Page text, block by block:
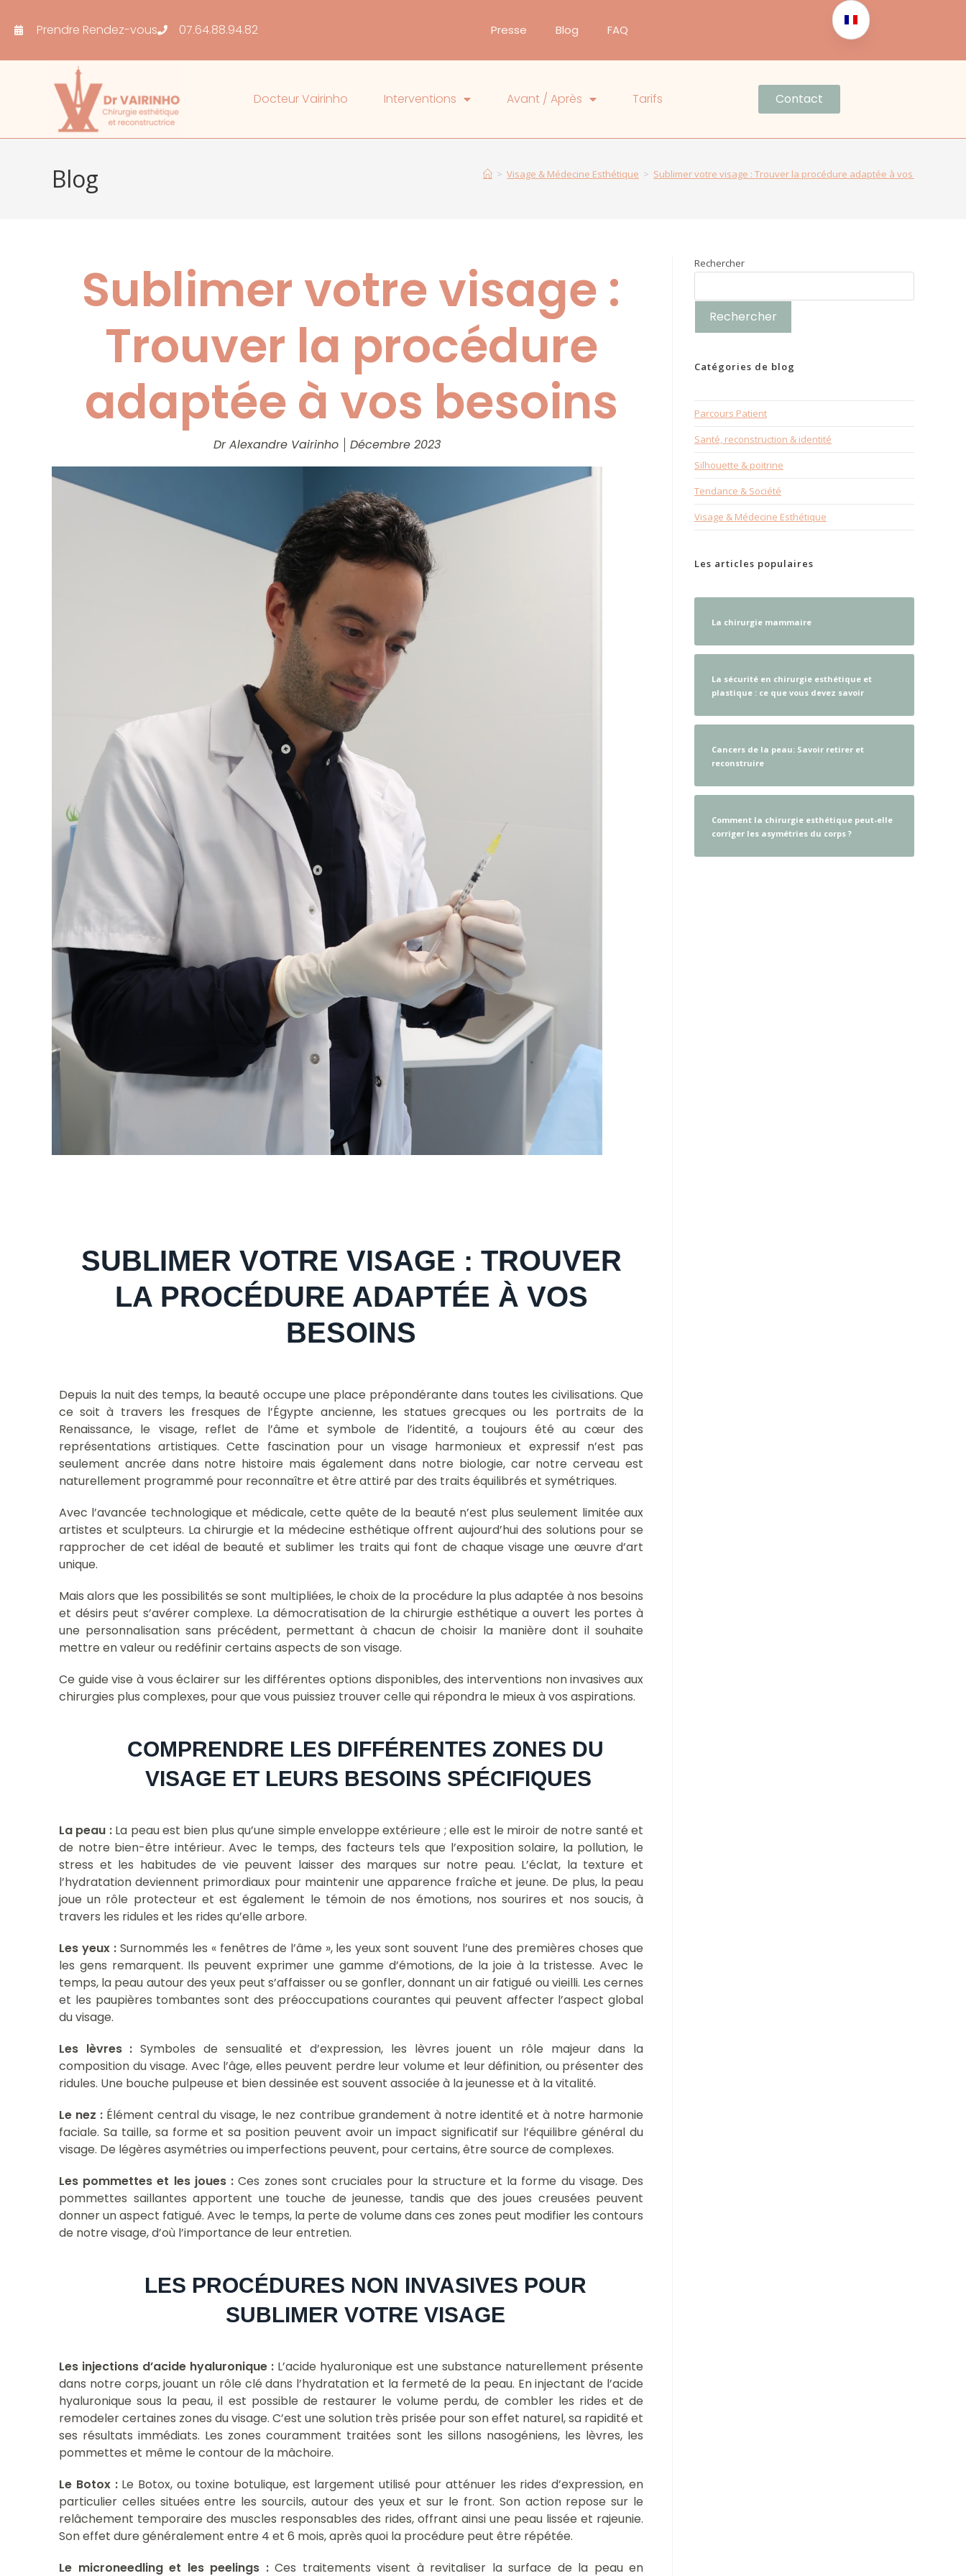
Prendre Rendez-vous 07.64.88.94.82 Presse Blog FAQ
Docteur Vairinho Interventions Avant / Après Tarifs Contact
Blog > Visage & Médecine Esthétique > Sublimer votre visage : Trouver la procédure adaptée à vos besoins
Sublimer votre visage :
Trouver la procédure
adaptée à vos besoins
Dr Alexandre Vairinho Décembre 2023
SUBLIMER VOTRE VISAGE : TROUVER
LA PROCÉDURE ADAPTÉE À VOS
BESOINS
Depuis la nuit des temps, la beauté occupe une place prépondérante dans toutes les civilisations. Que
ce soit à travers les fresques de l’Égypte ancienne, les statues grecques ou les portraits de la
Renaissance, le visage, reflet de l’âme et symbole de l’identité, a toujours été au cœur des
représentations artistiques. Cette fascination pour un visage harmonieux et expressif n’est pas
seulement ancrée dans notre histoire mais également dans notre biologie, car notre cerveau est
naturellement programmé pour reconnaître et être attiré par des traits équilibrés et symétriques.
Avec l’avancée technologique et médicale, cette quête de la beauté n’est plus seulement limitée aux
artistes et sculpteurs. La chirurgie et la médecine esthétique offrent aujourd’hui des solutions pour se
rapprocher de cet idéal de beauté et sublimer les traits qui font de chaque visage une œuvre d’art
unique.
Mais alors que les possibilités se sont multipliées, le choix de la procédure la plus adaptée à nos besoins
et désirs peut s’avérer complexe. La démocratisation de la chirurgie esthétique a ouvert les portes à
une personnalisation sans précédent, permettant à chacun de choisir la manière dont il souhaite
mettre en valeur ou redéfinir certains aspects de son visage.
Ce guide vise à vous éclairer sur les différentes options disponibles, des interventions non invasives aux
chirurgies plus complexes, pour que vous puissiez trouver celle qui répondra le mieux à vos aspirations.
COMPRENDRE LES DIFFÉRENTES ZONES DU
VISAGE ET LEURS BESOINS SPÉCIFIQUES
La peau : La peau est bien plus qu’une simple enveloppe extérieure ; elle est le miroir de notre santé et
de notre bien-être intérieur. Avec le temps, des facteurs tels que l’exposition solaire, la pollution, le
stress et les habitudes de vie peuvent laisser des marques sur notre peau. L’éclat, la texture et
l’hydratation deviennent primordiaux pour maintenir une apparence fraîche et jeune. De plus, la peau
joue un rôle protecteur et est également le témoin de nos émotions, nos sourires et nos soucis, à
travers les ridules et les rides qu’elle arbore.
Les yeux : Surnommés les « fenêtres de l’âme », les yeux sont souvent l’une des premières choses que
les gens remarquent. Ils peuvent exprimer une gamme d’émotions, de la joie à la tristesse. Avec le
temps, la peau autour des yeux peut s’affaisser ou se gonfler, donnant un air fatigué ou vieilli. Les cernes
et les paupières tombantes sont des préoccupations courantes qui peuvent affecter l’aspect global
du visage.
Les lèvres :Symboles de sensualité et d’expression, les lèvres jouent un rôle majeur dans la
composition du visage. Avec l’âge, elles peuvent perdre leur volume et leur définition, ou présenter des
ridules. Une bouche pulpeuse et bien dessinée est souvent associée à la jeunesse et à la vitalité.
Le nez : Élément central du visage, le nez contribue grandement à notre identité et à notre harmonie
faciale. Sa taille, sa forme et sa position peuvent avoir un impact significatif sur l’équilibre général du
visage. De légères asymétries ou imperfections peuvent, pour certains, être source de complexes.
Les pommettes et les joues :Ces zones sont cruciales pour la structure et la forme du visage. Des
pommettes saillantes apportent une touche de jeunesse, tandis que des joues creusées peuvent
donner un aspect fatigué. Avec le temps, la perte de volume dans ces zones peut modifier les contours
de notre visage, d’où l’importance de leur entretien.
LES PROCÉDURES NON INVASIVES POUR
SUBLIMER VOTRE VISAGE
Les injections d’acide hyaluronique : L’acide hyaluronique est une substance naturellement présente
dans notre corps, jouant un rôle clé dans l’hydratation et la fermeté de la peau. En injectant de l’acide
hyaluronique sous la peau, il est possible de restaurer le volume perdu, de combler les rides et de
remodeler certaines zones du visage. C’est une solution très prisée pour son effet naturel, sa rapidité et
ses résultats immédiats. Les zones couramment traitées sont les sillons nasogéniens, les lèvres, les
pommettes et même le contour de la mâchoire.
Le Botox : Le Botox, ou toxine botulique, est largement utilisé pour atténuer les rides d’expression, en
particulier celles situées entre les sourcils, autour des yeux et sur le front. Son action repose sur le
relâchement temporaire des muscles responsables des rides, offrant ainsi une peau lissée et rajeunie.
Son effet dure généralement entre 4 et 6 mois, après quoi la procédure peut être répétée.
Le microneedling et les peelings : Ces traitements visent à revitaliser la surface de la peau en
Rechercher
Rechercher
Catégories de blog
Parcours Patient
Santé, reconstruction & identité
Silhouette & poitrine
Tendance & Société
Visage & Médecine Esthétique
Les articles populaires
La chirurgie mammaire
La sécurité en chirurgie esthétique et
plastique : ce que vous devez savoir
Cancers de la peau: Savoir retirer et
reconstruire
Comment la chirurgie esthétique peut-elle
corriger les asymétries du corps ?